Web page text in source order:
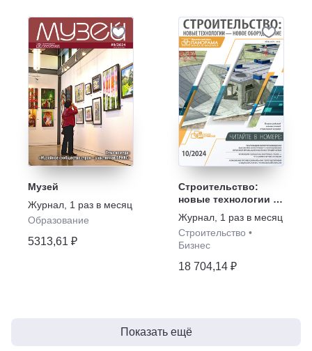
Музей
Журнал 1 раз в месяц
Образование
5313,61 ₽
Строительство:
новые технологии -
новое оборудование
Журнал 1 раз в месяц
Строительство •
Бизнес
18 704,14 ₽
Показать ещё